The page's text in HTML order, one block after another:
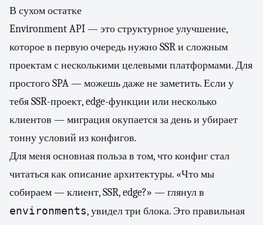
В сухом остатке
Environment API — это структурное улучшение,
которое в первую очередь нужно SSR и сложным
проектам с несколькими целевыми платформами. Для
простого SPA — можешь даже не заметить. Если у
тебя SSR-проект, edge-функции или несколько
клиентов — миграция окупается за день и убирает
тонну условий из конфигов.
Для меня основная польза в том, что конфиг стал
читаться как описание архитектуры. «Что мы
собираем — клиент, SSR, edge?» — глянул в
environments, увидел три блока. Это правильная